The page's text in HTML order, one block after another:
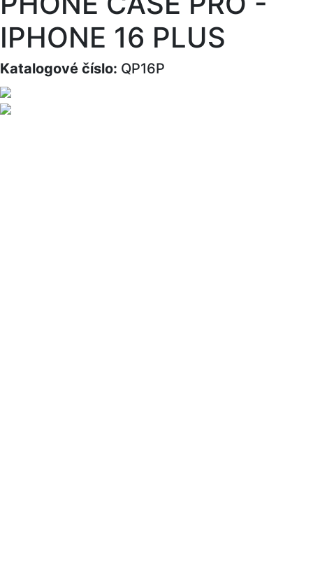
IPHONE 16 PLUS
Katalogové číslo: QP16P